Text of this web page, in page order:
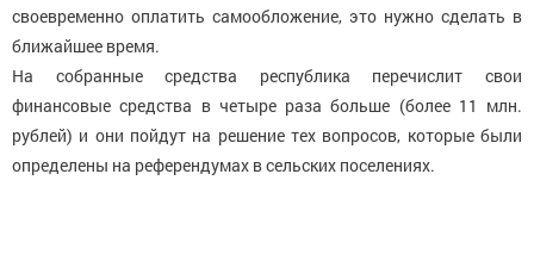
своевременно оплатить самообложение, это нужно сделать в
ближайшее время.
На собранные средства республика перечислит свои
финансовые средства в четыре раза больше (более 11 млн.
рублей) и они пойдут на решение тех вопросов, которые были
определены на референдумах в сельских поселениях.